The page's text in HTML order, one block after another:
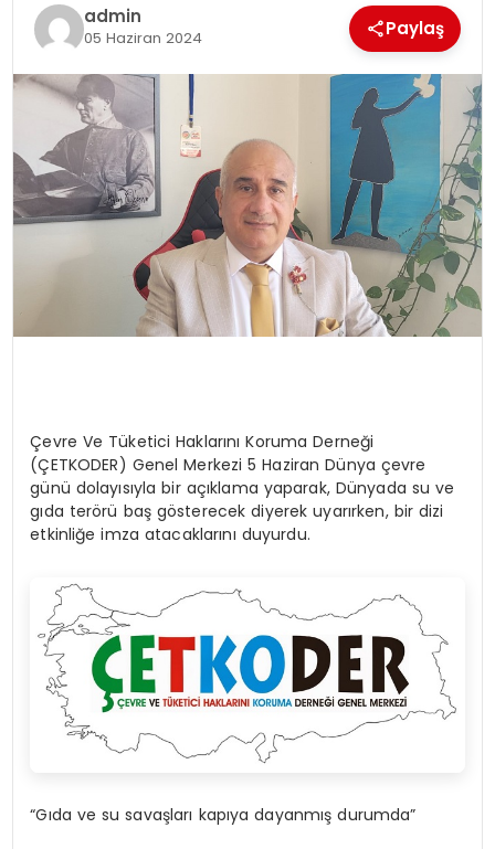
admin
05 Haziran 2024 Paylaş
Çevre Ve Tüketici Haklarını Koruma Derneği
(ÇETKODER) Genel Merkezi 5 Haziran Dünya çevre
günü dolayısıyla bir açıklama yaparak, Dünyada su ve
gıda terörü baş gösterecek diyerek uyarırken, bir dizi
etkinliğe imza atacaklarını duyurdu.
“Gıda ve su savaşları kapıya dayanmış durumda”